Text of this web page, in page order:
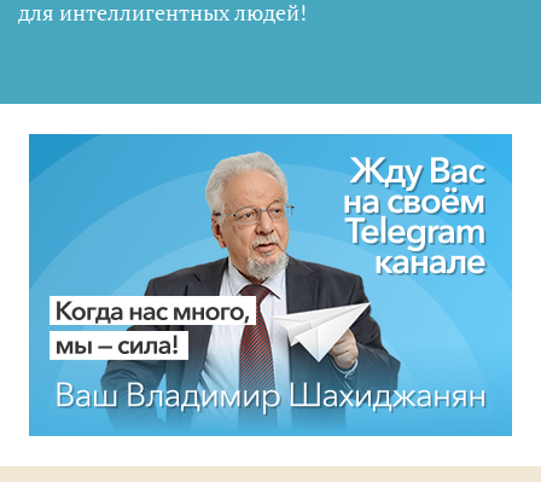
для интеллигентных людей!